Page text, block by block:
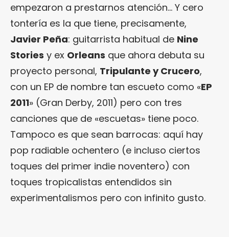
empezaron a prestarnos atención… Y cero
tontería es la que tiene, precisamente,
Javier Peña: guitarrista habitual de Nine
Stories y ex Orleans que ahora debuta su
proyecto personal, Tripulante y Crucero,
con un EP de nombre tan escueto como «EP
2011» (Gran Derby, 2011) pero con tres
canciones que de «escuetas» tiene poco.
Tampoco es que sean barrocas: aquí hay
pop radiable ochentero (e incluso ciertos
toques del primer indie noventero) con
toques tropicalistas entendidos sin
experimentalismos pero con infinito gusto.